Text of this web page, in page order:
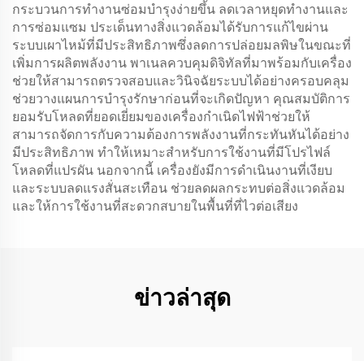
กระบวนการทำงานซ่อมบำรุงง่ายขึ้น ลดเวลาหยุดทำงานและ
การซ่อมแซม ประเด็นทางสิ่งแวดล้อมได้รับการแก้ไขผ่าน
ระบบเผาไหม้ที่มีประสิทธิภาพซึ่งลดการปล่อยมลพิษในขณะที่
เพิ่มการผลิตพลังงาน พาเนลควบคุมดิจิทัลที่มาพร้อมกับเครื่อง
ช่วยให้สามารถตรวจสอบและวินิจฉัยระบบได้อย่างครอบคลุม
ช่วยวางแผนการบำรุงรักษาก่อนที่จะเกิดปัญหา คุณสมบัติการ
ยอมรับโหลดที่ยอดเยี่ยมของเครื่องกำเนิดไฟฟ้าช่วยให้
สามารถจัดการกับความต้องการพลังงานที่กระทันหันได้อย่าง
มีประสิทธิภาพ ทำให้เหมาะสำหรับการใช้งานที่มีโปรไฟล์
โหลดที่แปรผัน นอกจากนี้ เครื่องยังมีการดำเนินงานที่เงียบ
และระบบลดแรงสั่นสะเทือน ช่วยลดผลกระทบต่อสิ่งแวดล้อม
และให้การใช้งานที่สะดวกสบายในพื้นที่ที่ไวต่อเสียง
ข่าวล่าสุด